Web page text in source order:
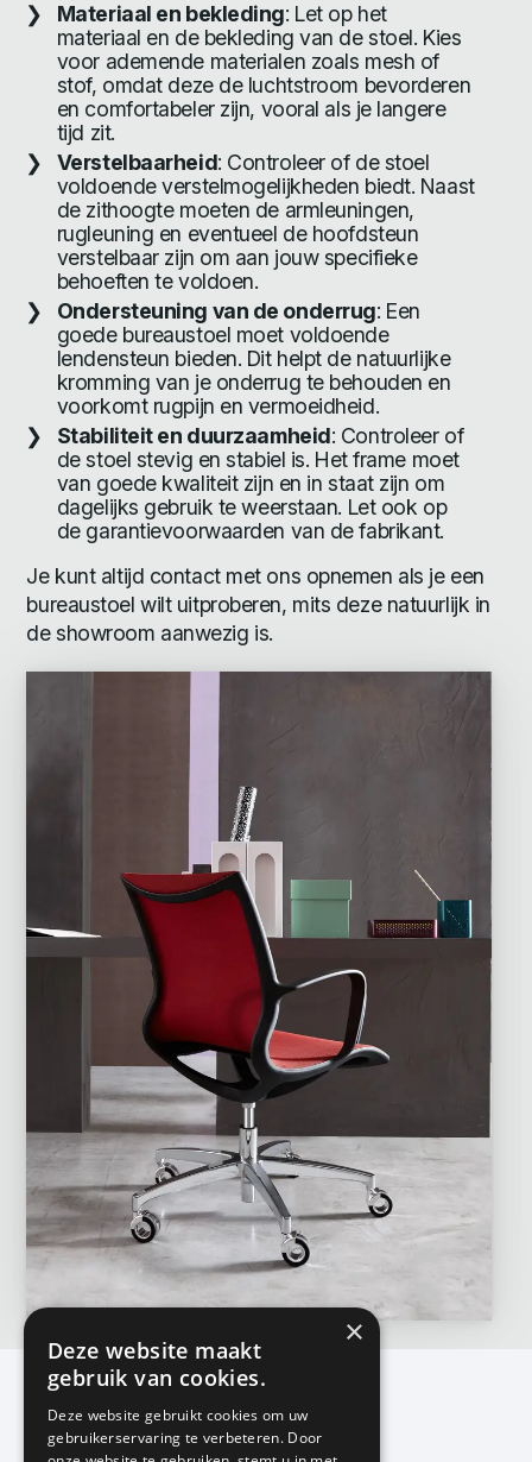
Materiaal en bekleding: Let op het
materiaal en de bekleding van de stoel. Kies
voor ademende materialen zoals mesh of
stof, omdat deze de luchtstroom bevorderen
en comfortabeler zijn, vooral als je langere
tijd zit.
Verstelbaarheid: Controleer of de stoel
voldoende verstelmogelijkheden biedt. Naast
de zithoogte moeten de armleuningen,
rugleuning en eventueel de hoofdsteun
verstelbaar zijn om aan jouw specifieke
behoeften te voldoen.
Ondersteuning van de onderrug: Een
goede bureaustoel moet voldoende
lendensteun bieden. Dit helpt de natuurlijke
kromming van je onderrug te behouden en
voorkomt rugpijn en vermoeidheid.
Stabiliteit en duurzaamheid: Controleer of
de stoel stevig en stabiel is. Het frame moet
van goede kwaliteit zijn en in staat zijn om
dagelijks gebruik te weerstaan. Let ook op
de garantievoorwaarden van de fabrikant.
Je kunt altijd contact met ons opnemen als je een
bureaustoel wilt uitproberen, mits deze natuurlijk in
de showroom aanwezig is.
KMP Kantoormeubilair
×
Deze website maakt
gebruik van cookies.
Deze website gebruikt cookies om uw
gebruikerservaring te verbeteren. Door